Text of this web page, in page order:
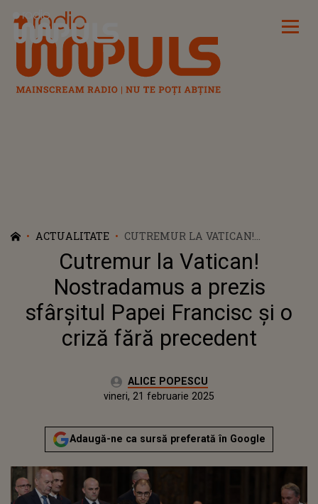
Radio Impuls
ACTUALITATE
CUTREMUR LA VATICAN!
NOSTRADAMUS A PREZIS
SFÂRȘITUL PAPEI FRANCISC ȘI O
CRIZĂ FĂRĂ PRECEDENT
Cutremur la Vatican!
Nostradamus a prezis
sfârșitul Papei Francisc și o
criză fără precedent
Autor:ALICE POPESCU
Publicat:
vineri, 21 februarie 2025
Adaugă-ne ca sursă preferată în Google